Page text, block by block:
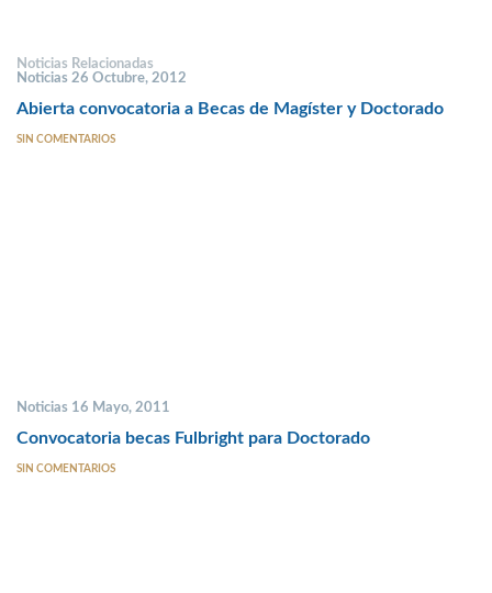
Noticias Relacionadas
Noticias 26 Octubre, 2012
Abierta convocatoria a Becas de Magíster y Doctorado
SIN COMENTARIOS
Noticias 16 Mayo, 2011
Convocatoria becas Fulbright para Doctorado
SIN COMENTARIOS